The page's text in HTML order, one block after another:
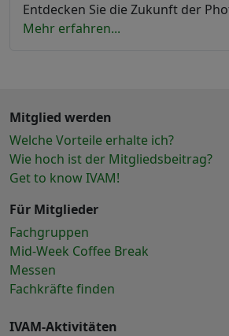
Entdecken Sie die Zukunft der
Mehr erfahren...
Mitglied werden
Welche Vorteile erhalte ich?
Wie hoch ist der Mitgliedsbeitrag?
Get to know IVAM!
Für Mitglieder
Fachgruppen
Mid-Week Coffee Break
Messen
Fachkräfte finden
IVAM-Aktivitäten